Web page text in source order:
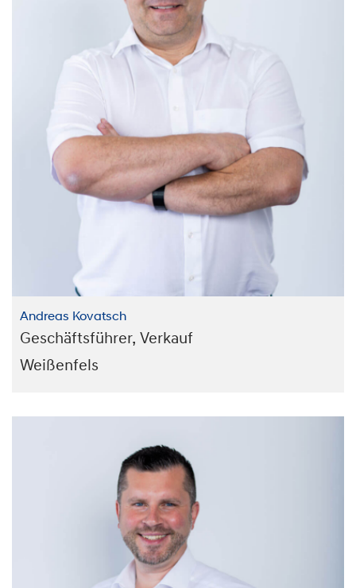
Andreas Kovatsch
Geschäftsführer, Verkauf
Weißenfels